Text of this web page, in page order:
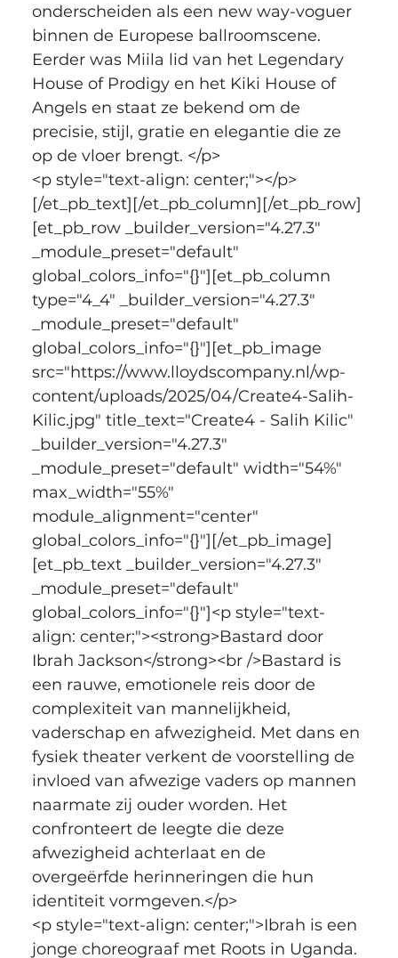
onderscheiden als een new way-voguer
binnen de Europese ballroomscene.
Eerder was Miila lid van het Legendary
House of Prodigy en het Kiki House of
Angels en staat ze bekend om de
precisie, stijl, gratie en elegantie die ze
op de vloer brengt. </p>
<p style="text-align: center;"></p>
[/et_pb_text][/et_pb_column][/et_pb_row]
[et_pb_row _builder_version="4.27.3"
_module_preset="default"
global_colors_info="{}"][et_pb_column
type="4_4" _builder_version="4.27.3"
_module_preset="default"
global_colors_info="{}"][et_pb_image
src="https://www.lloydscompany.nl/wp-
content/uploads/2025/04/Create4-Salih-
Kilic.jpg" title_text="Create4 - Salih Kilic"
_builder_version="4.27.3"
_module_preset="default" width="54%"
max_width="55%"
module_alignment="center"
global_colors_info="{}"][/et_pb_image]
[et_pb_text _builder_version="4.27.3"
_module_preset="default"
global_colors_info="{}"]<p style="text-
align: center;"><strong>Bastard door
Ibrah Jackson</strong><br />Bastard is
een rauwe, emotionele reis door de
complexiteit van mannelijkheid,
vaderschap en afwezigheid. Met dans en
fysiek theater verkent de voorstelling de
invloed van afwezige vaders op mannen
naarmate zij ouder worden. Het
confronteert de leegte die deze
afwezigheid achterlaat en de
overgeërfde herinneringen die hun
identiteit vormgeven.</p>
<p style="text-align: center;">Ibrah is een
jonge choreograaf met Roots in Uganda.